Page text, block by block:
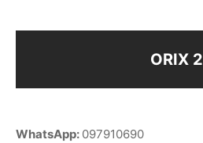
ORIX 2
WhatsApp: 097910690